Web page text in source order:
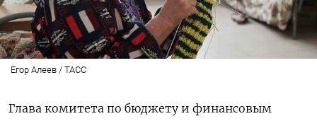
Егор Алеев / ТАСС
Глава комитета по бюджету и финансовым